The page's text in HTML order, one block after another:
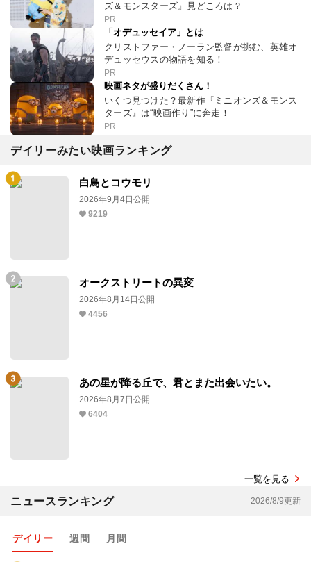
ズ＆モンスターズ』見どころは？
PR
「オデュッセイア」とは
クリストファー・ノーラン監督が挑む、英雄オ
デュッセウスの物語を知る！
PR
映画ネタが盛りだくさん！
いくつ見つけた？最新作『ミニオンズ＆モンス
ターズ』は“映画作り”に奔走！
PR
デイリーみたい映画ランキング
白鳥とコウモリ
2026年9月4日公開
9219
オークストリートの異変
2026年8月14日公開
4456
あの星が降る丘で、君とまた出会いたい。
2026年8月7日公開
6404
一覧を見る
ニュースランキング 2026/8/9更新
デイリー 週間 月間